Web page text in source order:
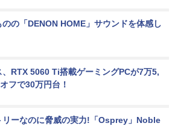
のの「DENON HOME」サウンドを体感し
、RTX 5060 Ti搭載ゲーミングPCが7万5,
フで30万円台！
リーなのに脅威の実力!「Osprey」Noble